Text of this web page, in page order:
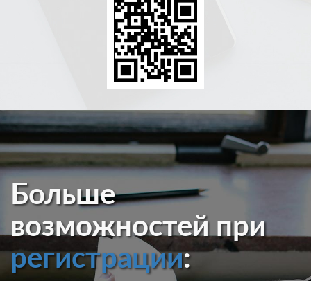
Больше
возможностей при
регистрации: